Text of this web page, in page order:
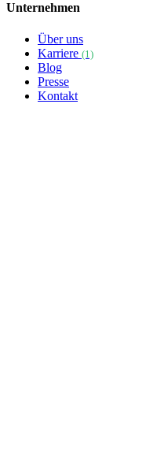
Unternehmen
Über uns
Karriere (1)
Blog
Presse
Kontakt